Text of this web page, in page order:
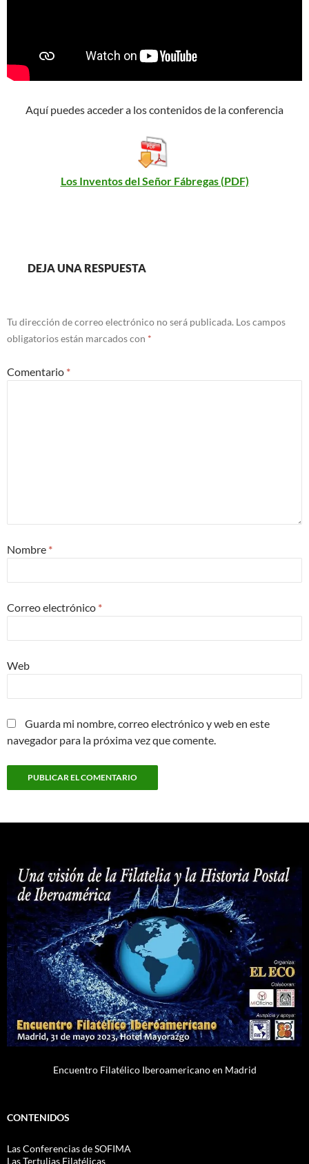
Aquí puedes acceder a los contenidos de la conferencia
Los Inventos del Señor Fábregas (PDF)
DEJA UNA RESPUESTA
Tu dirección de correo electrónico no será publicada. Los campos
obligatorios están marcados con *
Comentario *
Nombre *
Correo electrónico *
Web
Guarda mi nombre, correo electrónico y web en este
navegador para la próxima vez que comente.
Encuentro Filatélico Iberoamericano en Madrid
CONTENIDOS
Las Conferencias de SOFIMA
Las Tertulias Filatélicas